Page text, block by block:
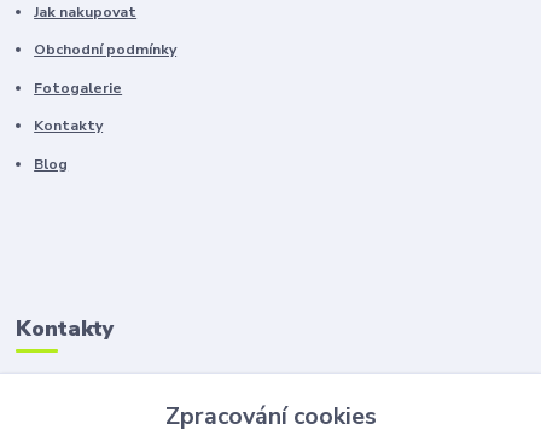
Jak nakupovat
Obchodní podmínky
Fotogalerie
Kontakty
Blog
Kontakty
Zákaznická podpora
+420 603 100 966Zpracování cookies